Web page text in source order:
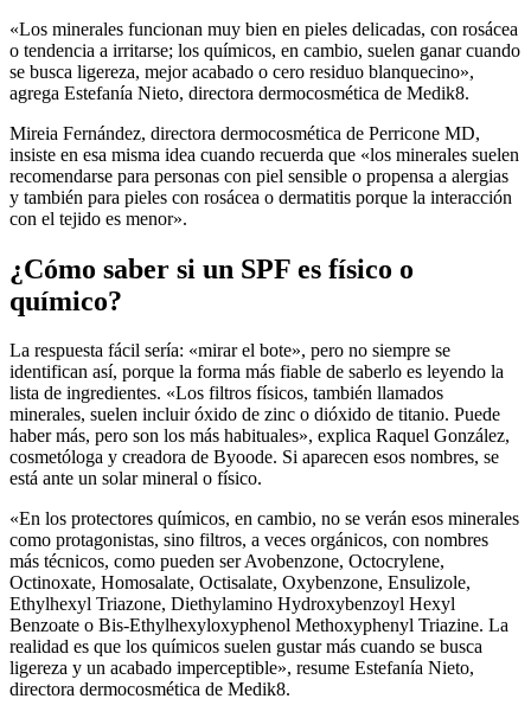
«Los minerales funcionan muy bien en pieles delicadas, con rosácea
o tendencia a irritarse; los químicos, en cambio, suelen ganar cuando
se busca ligereza, mejor acabado o cero residuo blanquecino»,
agrega Estefanía Nieto, directora dermocosmética de Medik8.
Mireia Fernández, directora dermocosmética de Perricone MD,
insiste en esa misma idea cuando recuerda que «los minerales suelen
recomendarse para personas con piel sensible o propensa a alergias
y también para pieles con rosácea o dermatitis porque la interacción
con el tejido es menor».
¿Cómo saber si un SPF es físico o
químico?
La respuesta fácil sería: «mirar el bote», pero no siempre se
identifican así, porque la forma más fiable de saberlo es leyendo la
lista de ingredientes. «Los filtros físicos, también llamados
minerales, suelen incluir óxido de zinc o dióxido de titanio. Puede
haber más, pero son los más habituales», explica Raquel González,
cosmetóloga y creadora de Byoode. Si aparecen esos nombres, se
está ante un solar mineral o físico.
«En los protectores químicos, en cambio, no se verán esos minerales
como protagonistas, sino filtros, a veces orgánicos, con nombres
más técnicos, como pueden ser Avobenzone, Octocrylene,
Octinoxate, Homosalate, Octisalate, Oxybenzone, Ensulizole,
Ethylhexyl Triazone, Diethylamino Hydroxybenzoyl Hexyl
Benzoate o Bis-Ethylhexyloxyphenol Methoxyphenyl Triazine. La
realidad es que los químicos suelen gustar más cuando se busca
ligereza y un acabado imperceptible», resume Estefanía Nieto,
directora dermocosmética de Medik8.